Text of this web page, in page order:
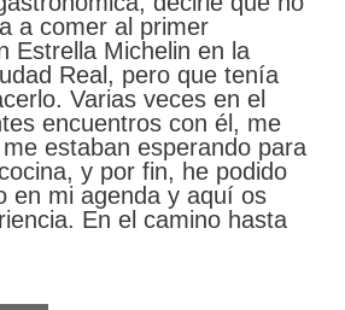
a comer al primer
Estrella Michelin en la
Real, pero que tenía
Varias veces en el
encuentros con él, me
estaban esperando para
y por fin, he podido
en mi agenda y aquí os
En el camino hasta